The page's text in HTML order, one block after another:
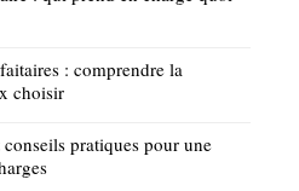
: comprendre la
choisir
pratiques pour une